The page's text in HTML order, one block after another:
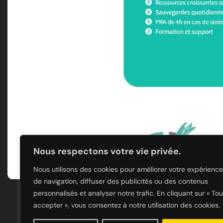
Nous respectons votre vie privée.
Nous utilisons des cookies pour améliorer votre expérience
de navigation, diffuser des publicités ou des contenus
personnalisés et analyser notre trafic. En cliquant sur «
accepter », vous consentez à notre utilisation des cookies.